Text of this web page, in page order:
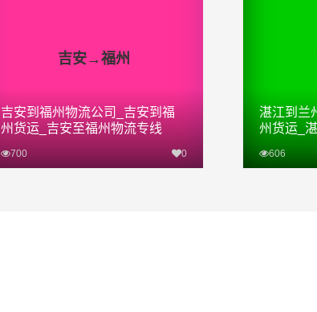
吉安→福州
吉安到福州物流公司_吉安到福
州货运_吉安至福州物流专线
700 0
湛江到兰
州货运_
606